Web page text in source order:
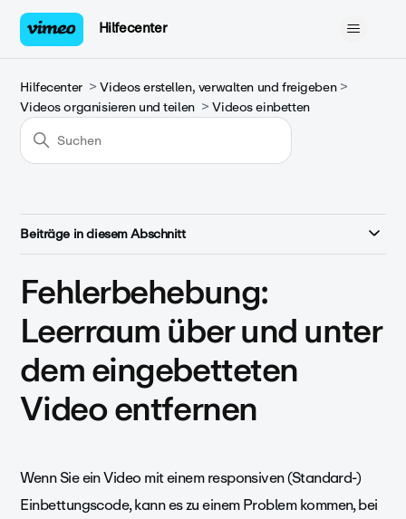
Hilfecenter
Hilfecenter
Videos erstellen, verwalten und freigeben
Videos organisieren und teilen
Videos einbetten
Beiträge in diesem Abschnitt
Fehlerbehebung:
Leerraum über und unter
dem eingebetteten
Video entfernen
Wenn Sie ein Video mit einem responsiven (Standard-)
Einbettungscode, kann es zu einem Problem kommen, bei